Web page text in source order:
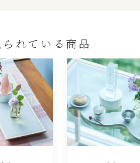
れている商品